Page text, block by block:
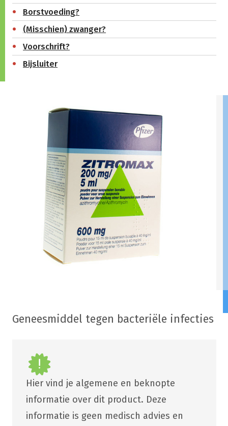
Borstvoeding?
(Misschien) zwanger?
Voorschrift?
Bijsluiter
Geneesmiddel tegen bacteriële infecties
Hier vind je algemene en beknopte
informatie over dit product. Deze
informatie is geen medisch advies en